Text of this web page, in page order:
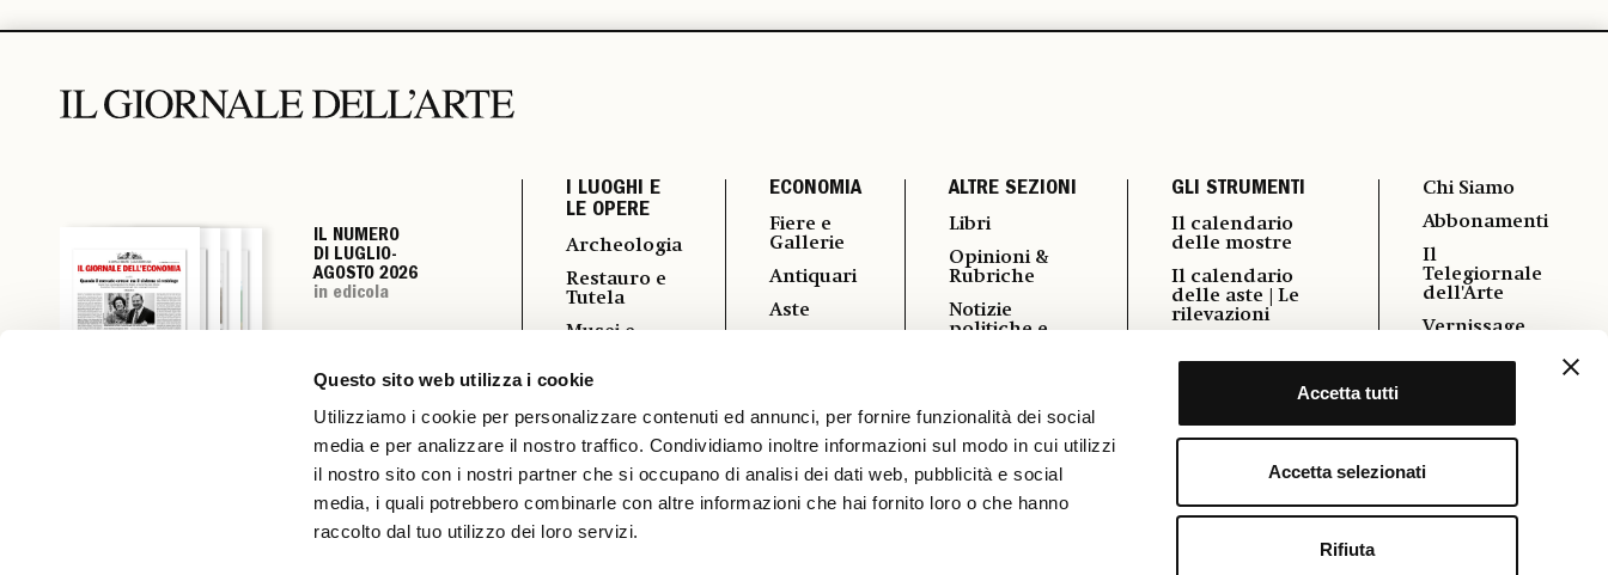
Questo sito web utilizza i cookie
Utilizziamo i cookie per personalizzare contenuti ed annunci, per fornire funzionalità dei social
media e per analizzare il nostro traffico. Condividiamo inoltre informazioni sul modo in cui utilizzi
il nostro sito con i nostri partner che si occupano di analisi dei dati web, pubblicità e social
media, i quali potrebbero combinarle con altre informazioni che hai fornito loro o che hanno
raccolto dal tuo utilizzo dei loro servizi.
Accetta tutti
Accetta selezionati
Rifiuta
IL NUMERO
DI LUGLIO-
AGOSTO 2026
in edicola
IL NUMERO
DI LUGLIO-
AGOSTO 2026
in edicola
IL NUMERO
DI LUGLIO-
AGOSTO 2026
in edicola
IL NUMERO
DI LUGLIO-
AGOSTO 2026
in edicola
I LUOGHI E
LE OPERE
Archeologia
Restauro e
Tutela
Musei e
Turismo
ECONOMIA
Fiere e
Gallerie
Antiquari
Aste
ALTRE SEZIONI
Libri
Opinioni &
Rubriche
Notizie
politiche e
Vedere a
Vernissage
GLI STRUMENTI
Il calendario
delle mostre
Il calendario
delle aste | Le
rilevazioni
Formazione
Chi Siamo
Abbonamenti
Il
Telegiornale
dell'Arte
Vernissage
Pubblicità
Cookie &
FAQ